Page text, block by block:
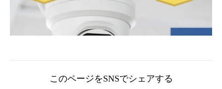
このページをSNSでシェアする